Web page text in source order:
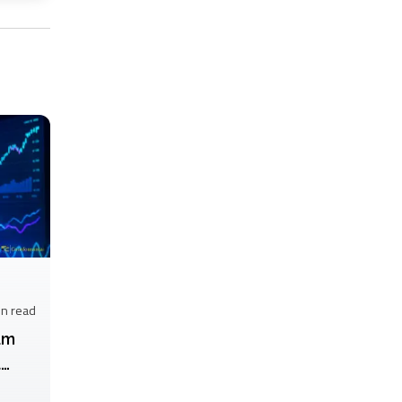
read